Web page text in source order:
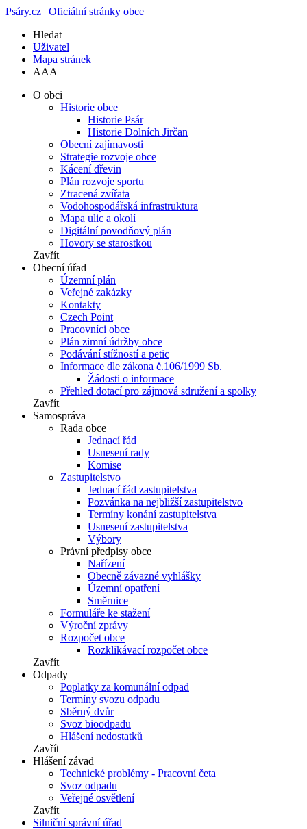
Psáry.cz | Oficiální stránky obce
Hledat
Uživatel
Mapa stránek
AAA
O obci
Historie obce
Historie Psár
Historie Dolních Jirčan
Obecní zajímavosti
Strategie rozvoje obce
Kácení dřevin
Plán rozvoje sportu
Ztracená zvířata
Vodohospodářská infrastruktura
Mapa ulic a okolí
Digitální povodňový plán
Hovory se starostkou
Zavřít
Obecní úřad
Územní plán
Veřejné zakázky
Kontakty
Czech Point
Pracovníci obce
Plán zimní údržby obce
Podávání stížností a petic
Informace dle zákona č.106/1999 Sb.
Žádosti o informace
Přehled dotací pro zájmová sdružení a spolky
Zavřít
Samospráva
Rada obce
Jednací řád
Usnesení rady
Komise
Zastupitelstvo
Jednací řád zastupitelstva
Pozvánka na nejbližší zastupitelstvo
Termíny konání zastupitelstva
Usnesení zastupitelstva
Výbory
Právní předpisy obce
Nařízení
Obecně závazné vyhlášky
Územní opatření
Směrnice
Formuláře ke stažení
Výroční zprávy
Rozpočet obce
Rozklikávací rozpočet obce
Zavřít
Odpady
Poplatky za komunální odpad
Termíny svozu odpadu
Sběrný dvůr
Svoz bioodpadu
Hlášení nedostatků
Zavřít
Hlášení závad
Technické problémy - Pracovní četa
Svoz odpadu
Veřejné osvětlení
Zavřít
Silniční správní úřad